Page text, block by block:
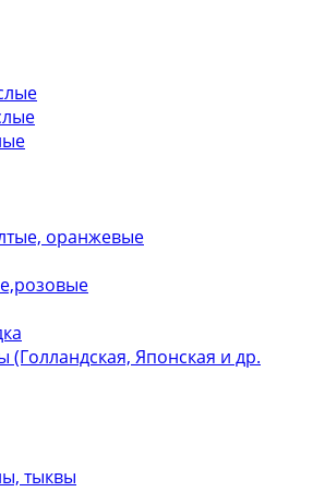
оранжевые
Японская и др.
тыквы